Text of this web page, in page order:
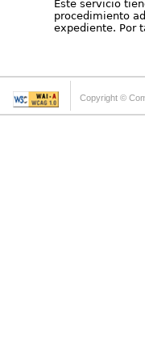
Este servicio
procedimiento
expediente. Por
Copyright ©